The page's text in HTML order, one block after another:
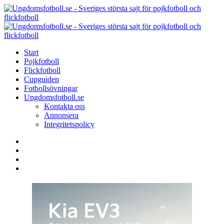
Menu
Search
Menu
Start
Pojkfotboll
Flickfotboll
Cupguiden
Fotbollsövningar
Ungdomsfotboll.se
Kontakta oss
Annonsera
Integritetspolicy